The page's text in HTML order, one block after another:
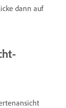
dann auf